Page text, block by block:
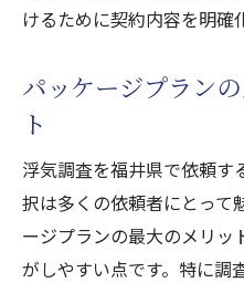
けるために契約内容を明確
パッケージプラン
ト
浮気調査を福井県で依頼
択は多くの依頼者にとって
ージプランの最大のメリ
がしやすい点です。特に調